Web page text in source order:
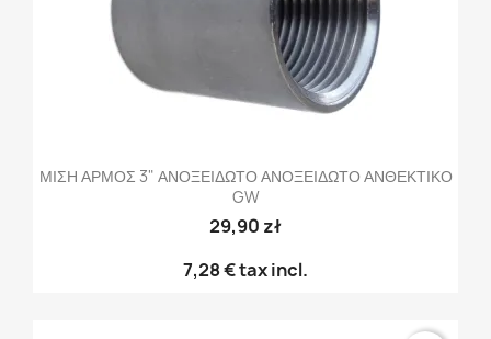
ΜΙΣΗ ΑΡΜΟΣ 3" ΑΝΟΞΕΙΔΩΤΟ ΑΝΟΞΕΙΔΩΤΟ ΑΝΘΕΚΤΙΚΟ
GW
29,90 zł
7,28 €tax incl.